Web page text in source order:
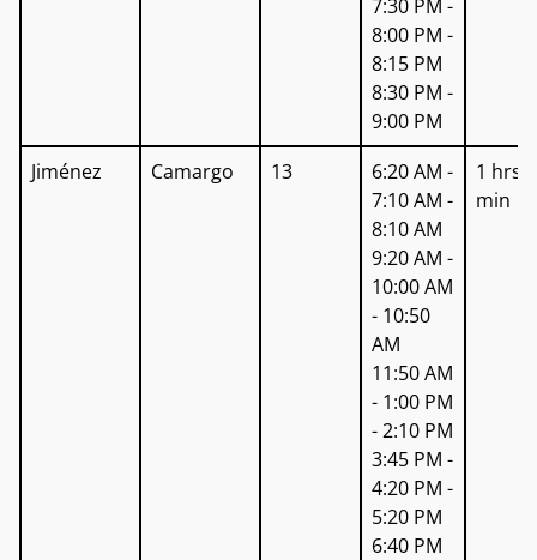
7:30 PM -
8:00 PM -
8:15 PM
8:30 PM -
9:00 PM
Jiménez Camargo 13
6:20 AM -
7:10 AM -
8:10 AM
9:20 AM -
10:00 AM
- 10:50
AM
11:50 AM
- 1:00 PM
- 2:10 PM
3:45 PM -
4:20 PM -
5:20 PM
6:40 PM
1 hrs
min